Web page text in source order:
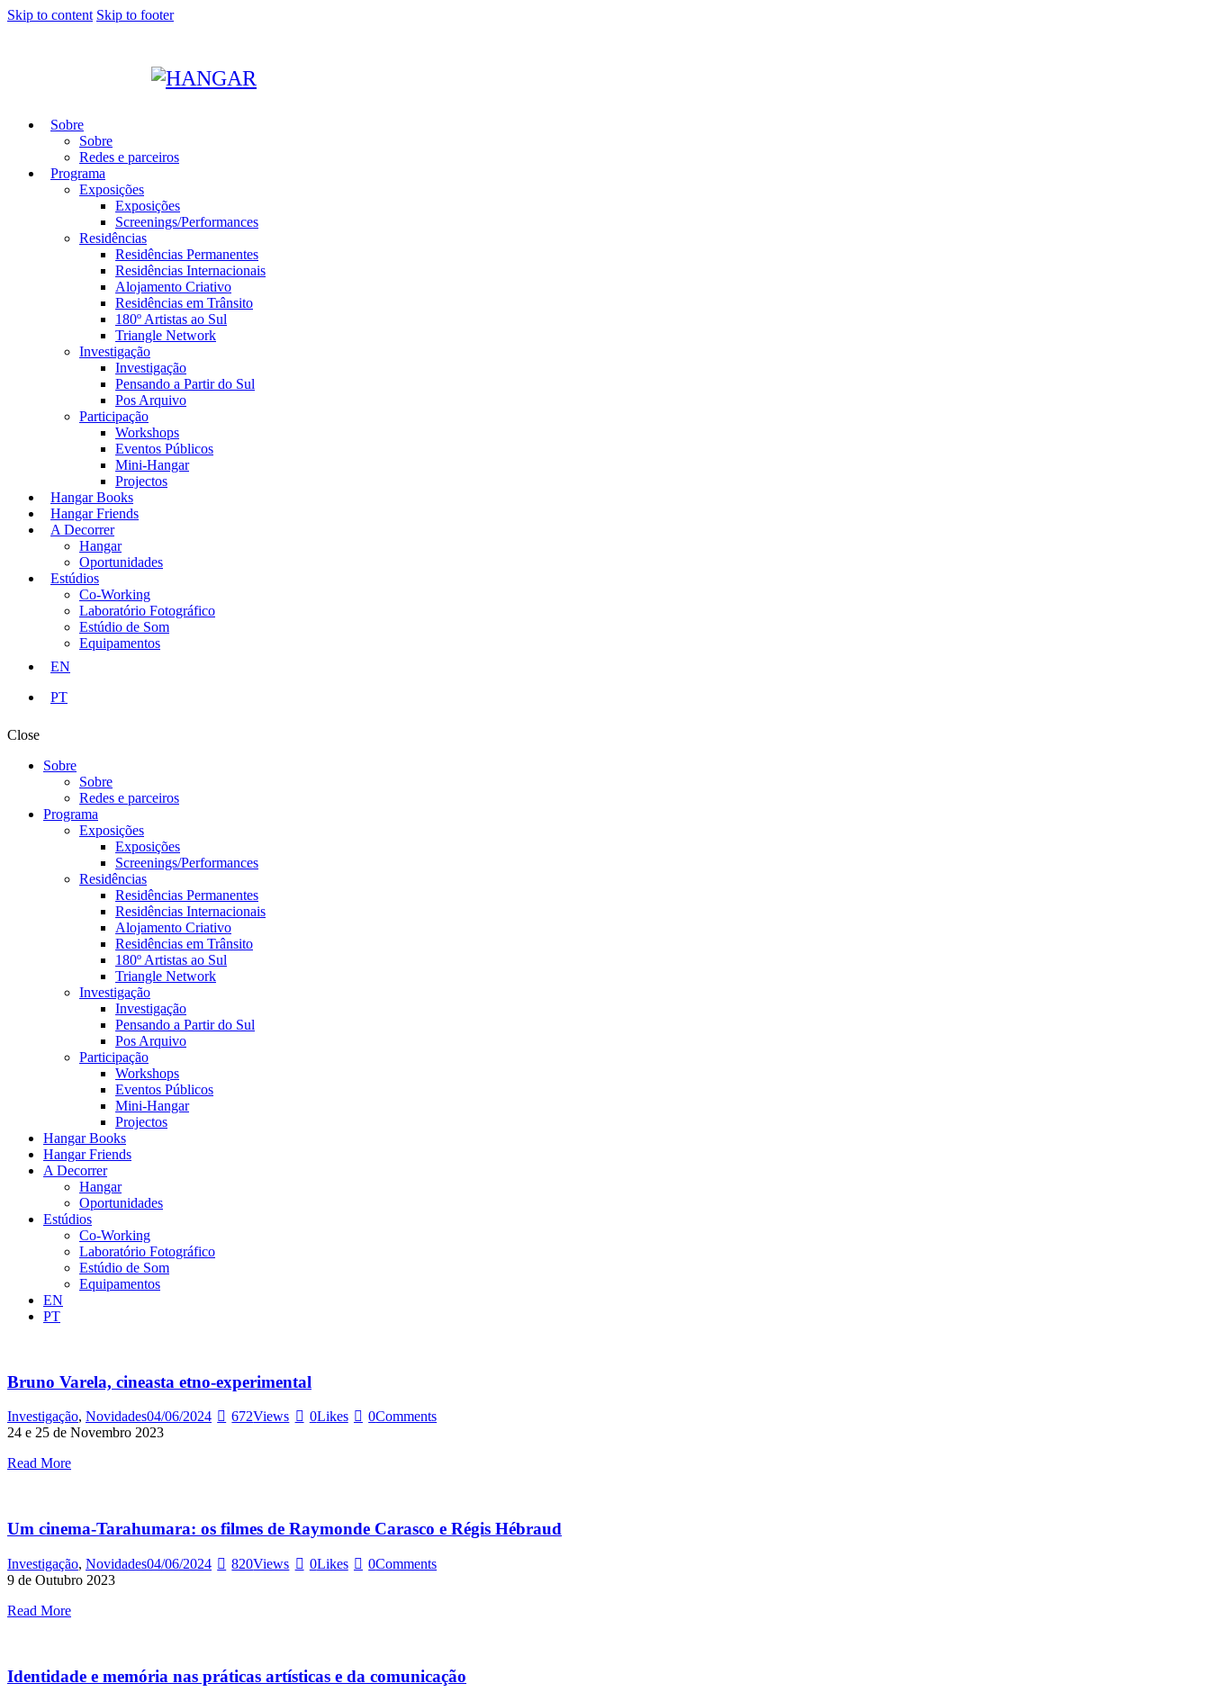
Skip to content Skip to footer
Sobre
Sobre
Redes e parceiros
Programa
Exposições
Exposições
Screenings/Performances
Residências
Residências Permanentes
Residências Internacionais
Alojamento Criativo
Residências em Trânsito
180º Artistas ao Sul
Triangle Network
Investigação
Investigação
Pensando a Partir do Sul
Pos Arquivo
Participação
Workshops
Eventos Públicos
Mini-Hangar
Projectos
Hangar Books
Hangar Friends
A Decorrer
Hangar
Oportunidades
Estúdios
Co-Working
Laboratório Fotográfico
Estúdio de Som
Equipamentos
EN
PT
Close
Sobre
Sobre
Redes e parceiros
Programa
Exposições
Exposições
Screenings/Performances
Residências
Residências Permanentes
Residências Internacionais
Alojamento Criativo
Residências em Trânsito
180º Artistas ao Sul
Triangle Network
Investigação
Investigação
Pensando a Partir do Sul
Pos Arquivo
Participação
Workshops
Eventos Públicos
Mini-Hangar
Projectos
Hangar Books
Hangar Friends
A Decorrer
Hangar
Oportunidades
Estúdios
Co-Working
Laboratório Fotográfico
Estúdio de Som
Equipamentos
EN
PT
Bruno Varela, cineasta etno-experimental
Investigação, Novidades04/06/2024 672Views 0Likes 0Comments
24 e 25 de Novembro 2023
Read More
Um cinema-Tarahumara: os filmes de Raymonde Carasco e Régis Hébraud
Investigação, Novidades04/06/2024 820Views 0Likes 0Comments
9 de Outubro 2023
Read More
Identidade e memória nas práticas artísticas e da comunicação